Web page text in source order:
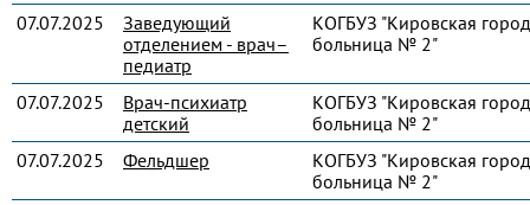
07.07.2025
Заведующий
отделением - врач–
педиатр
КОГБУЗ "Кировская
больница № 2"
07.07.2025
Врач-психиатр
детский
КОГБУЗ "Кировская
больница № 2"
07.07.2025
Фельдшер
КОГБУЗ "Кировская
больница № 2"